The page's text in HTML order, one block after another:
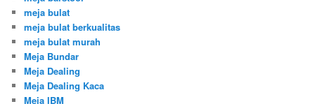
meja bulat
meja bulat berkualitas
meja bulat murah
Meja Bundar
Meja Dealing
Meja Dealing Kaca
Meja IBM